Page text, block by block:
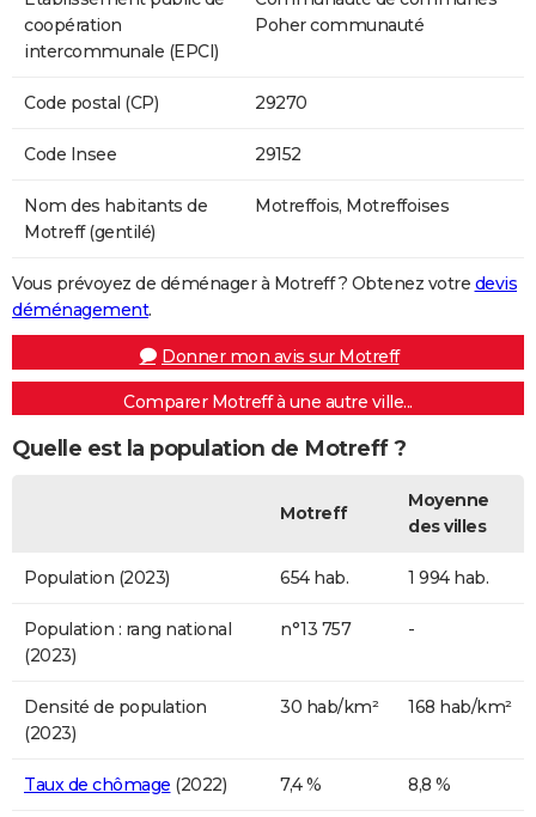
coopération
intercommunale (EPCI)
Poher communauté
Code postal (CP) 29270
Code Insee 29152
Nom des habitants de
Motreff (gentilé)
Motreffois, Motreffoises
Vous prévoyez de déménager à Motreff ? Obtenez votre devis
déménagement.
Donner mon avis sur Motreff
Comparer Motreff à une autre ville...
Quelle est la population de Motreff ?
Motreff
Moyenne
des villes
Population (2023) 654 hab. 1 994 hab.
Population : rang national
(2023)
n°13 757 -
Densité de population
(2023)
30 hab/km² 168 hab/km²
Taux de chômage (2022) 7,4 % 8,8 %